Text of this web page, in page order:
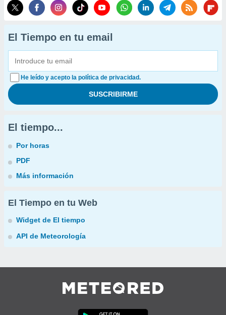
El Tiempo en tu email
He leído y acepto la política de privacidad.
El tiempo...
Por horas
PDF
Más información
El Tiempo en tu Web
Widget de El tiempo
API de Meteorología